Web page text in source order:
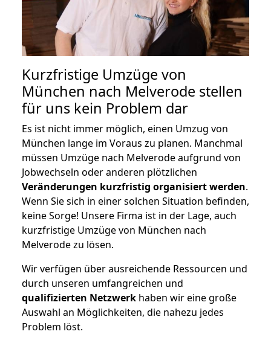
Kurzfristige Umzüge von
München nach Melverode stellen
für uns kein Problem dar
Es ist nicht immer möglich, einen Umzug von
München lange im Voraus zu planen. Manchmal
müssen Umzüge nach Melverode aufgrund von
Jobwechseln oder anderen plötzlichen
Veränderungen kurzfristig organisiert werden.
Wenn Sie sich in einer solchen Situation befinden,
keine Sorge! Unsere Firma ist in der Lage, auch
kurzfristige Umzüge von München nach
Melverode zu lösen.
Wir verfügen über ausreichende Ressourcen und
durch unseren umfangreichen und
qualifizierten Netzwerk haben wir eine große
Auswahl an Möglichkeiten, die nahezu jedes
Problem löst.